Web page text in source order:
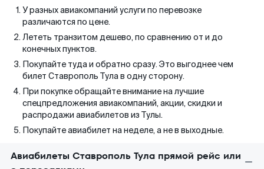
У разных авиакомпаний услуги по перевозке
различаются по цене.
Лететь транзитом дешево, по сравнению от и до
конечных пунктов.
Покупайте туда и обратно сразу. Это выгоднее чем
билет Ставрополь Тула в одну сторону.
При покупке обращайте внимание на лучшие
спецпредложения авиакомпаний, акции, скидки и
распродажи авиабилетов из Тулы.
Покупайте авиабилет на неделе, а не в выходные.
Авиабилеты Ставрополь Тула прямой рейс или